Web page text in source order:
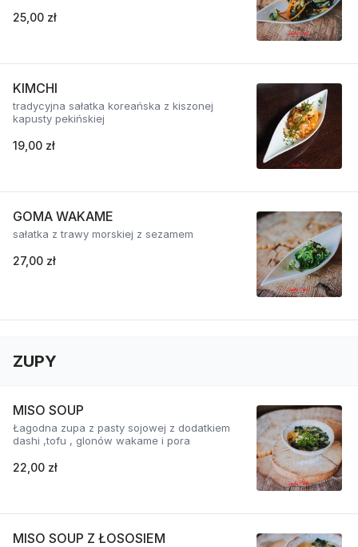
25,00 zł
KIMCHI
tradycyjna sałatka koreańska z kiszonej
kapusty pekińskiej
19,00 zł
GOMA WAKAME
sałatka z trawy morskiej z sezamem
27,00 zł
ZUPY
MISO SOUP
Łagodna zupa z pasty sojowej z dodatkiem
dashi ,tofu , glonów wakame i pora
22,00 zł
MISO SOUP Z ŁOSOSIEM